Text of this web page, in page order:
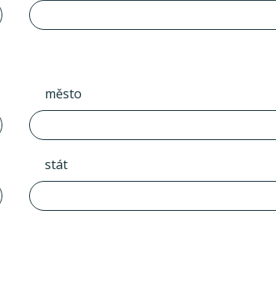
město
stát